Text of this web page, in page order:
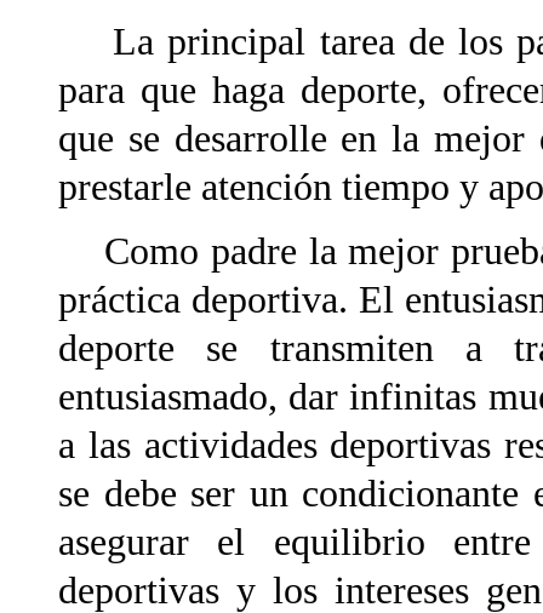
La principal tarea de los
para que haga deporte,
que se desarrolle en la
prestarle atención tiempo y
Como padre la mejor
práctica deportiva. El
deporte se transmiten a
entusiasmado, dar infinitas
a las actividades deportivas
se debe ser un
asegurar el equilibrio
deportivas y los intereses